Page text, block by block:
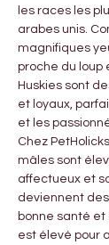
les races les
arabes unis.
magnifiques
proche du loup
Huskies sont
et loyaux,
et les
Chez
mâles sont
affectueux et
deviennent
bonne santé
est élevé pour